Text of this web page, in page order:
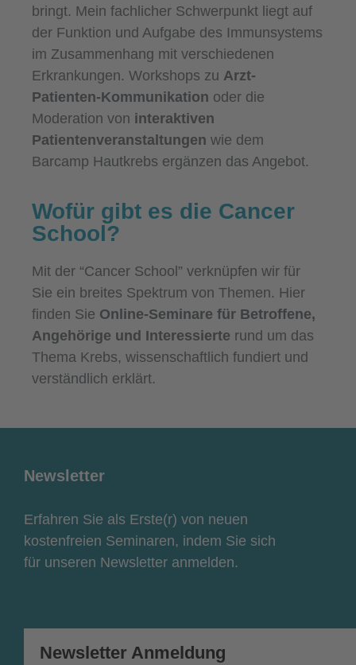
bringt. Mein fachlicher Schwerpunkt liegt auf
der Funktion und Aufgabe des Immunsystems
im Zusammenhang mit verschiedenen
Erkrankungen. Workshops zu Arzt-
Patienten-Kommunikation oder die
Moderation von interaktiven
Patientenveranstaltungen wie dem
Barcamp Hautkrebs ergänzen das Angebot.
Wofür gibt es die Cancer
School?
Mit der “Cancer School” verknüpfen wir für
Sie ein breites Spektrum von Themen. Hier
finden Sie Online-Seminare für Betroffene,
Angehörige und Interessierte rund um das
Thema Krebs, wissenschaftlich fundiert und
verständlich erklärt.
Newsletter
Erfahren Sie als Erste(r) von neuen
kostenfreien Seminaren, indem Sie sich
für unseren Newsletter anmelden.
Newsletter Anmeldung